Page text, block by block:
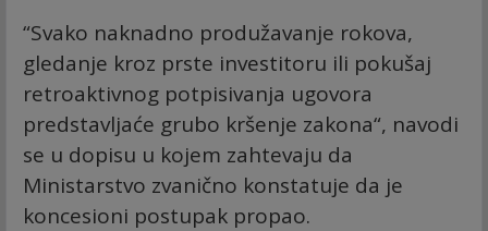
“Svako naknadno produžavanje rokova,
gledanje kroz prste investitoru ili pokušaj
retroaktivnog potpisivanja ugovora
predstavljaće grubo kršenje zakona“, navodi
se u dopisu u kojem zahtevaju da
Ministarstvo zvanično konstatuje da je
koncesioni postupak propao.